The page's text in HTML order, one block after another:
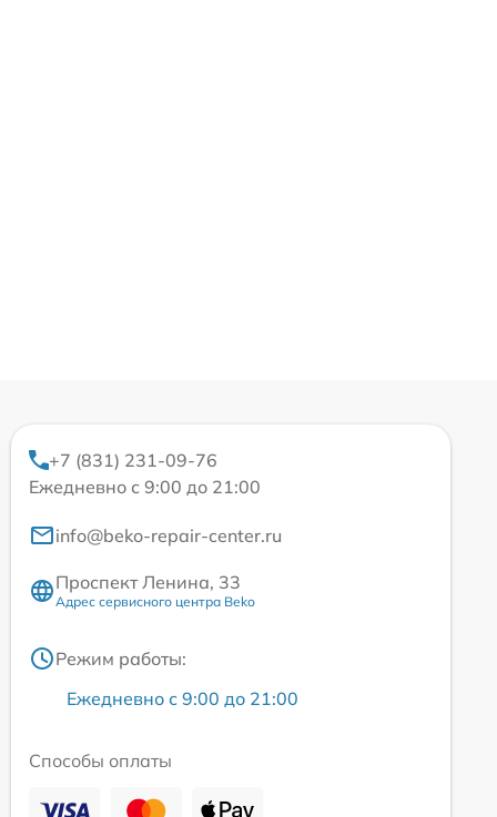
+7 (831) 231-09-76
Ежедневно с 9:00 до 21:00
info@beko-repair-center.ru
Проспект Ленина, 33
Адрес сервисного центра Beko
Режим работы:
Ежедневно с 9:00 до 21:00
Способы оплаты